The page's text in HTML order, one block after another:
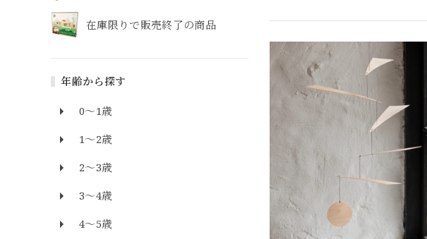
在庫限りで販売終了の商品
年齢から探す
0～1歳
1～2歳
2～3歳
3～4歳
4～5歳